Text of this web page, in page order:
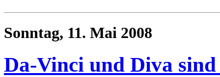
Sonntag, 11. Mai 2008
Da-Vinci und Diva